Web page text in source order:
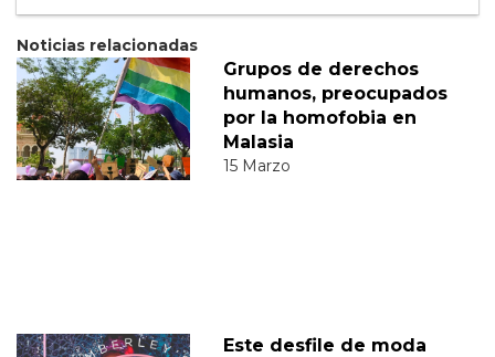
Noticias relacionadas
Grupos de derechos
humanos, preocupados
por la homofobia en
Malasia
15 Marzo
Este desfile de moda